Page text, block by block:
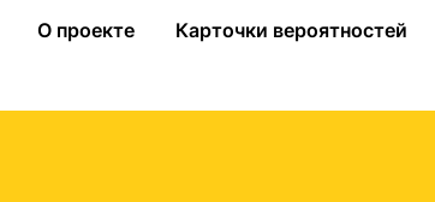
О проекте Карточки вероятностей